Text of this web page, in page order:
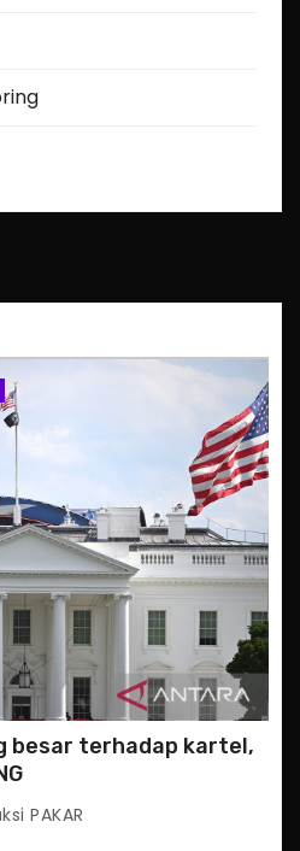
besar terhadap kartel,
PAKAR